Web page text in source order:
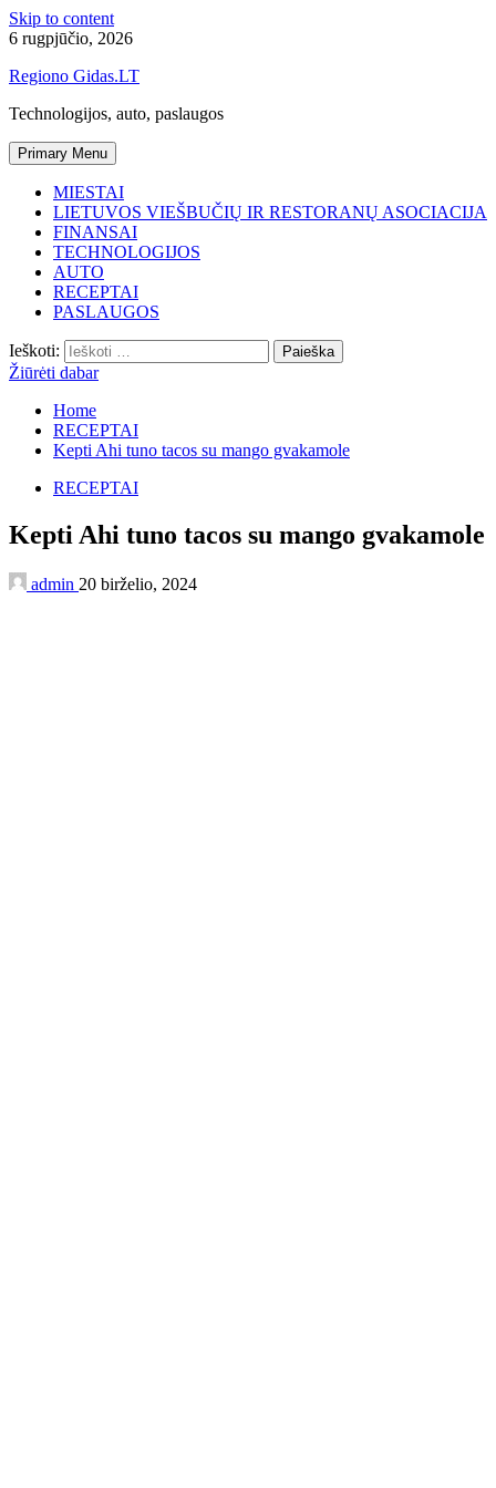
Skip to content
6 rugpjūčio, 2026
Regiono Gidas.LT
Technologijos, auto, paslaugos
Primary Menu
MIESTAI
LIETUVOS VIEŠBUČIŲ IR RESTORANŲ ASOCIACIJA
FINANSAI
TECHNOLOGIJOS
AUTO
RECEPTAI
PASLAUGOS
Ieškoti:
Žiūrėti dabar
Home
RECEPTAI
Kepti Ahi tuno tacos su mango gvakamole
RECEPTAI
Kepti Ahi tuno tacos su mango gvakamole
admin 20 birželio, 2024